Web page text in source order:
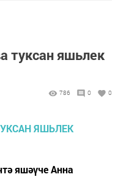
туксан яшьлек
786 0 0
яшәүче Анна